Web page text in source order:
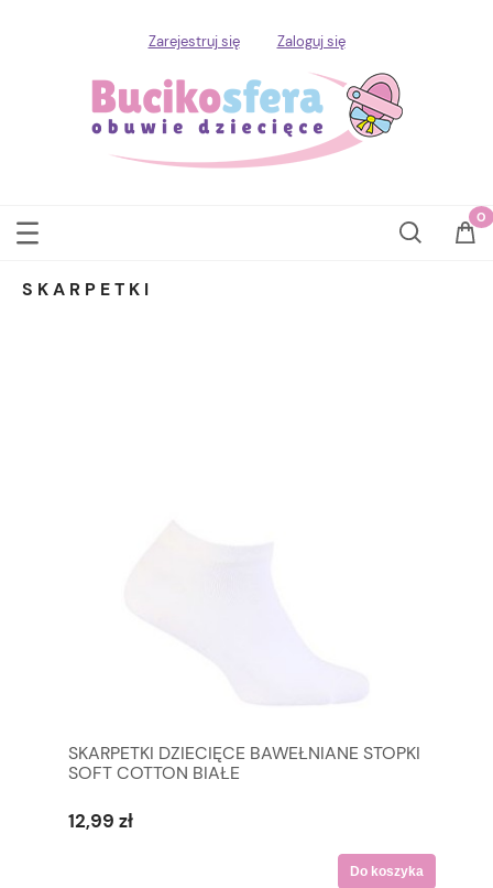
Zarejestruj się Zaloguj się
SKARPETKI
SKARPETKI DZIECIĘCE BAWEŁNIANE STOPKI
SOFT COTTON BIAŁE
12,99 zł
Do koszyka